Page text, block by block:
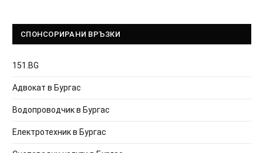
СПОНСОРИРАНИ ВРЪЗКИ
151.BG
Адвокат в Бургас
Водопроводчик в Бургас
Електротехник в Бургас